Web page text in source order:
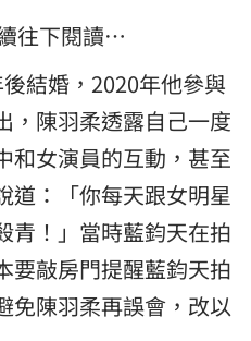
往下閱讀…
結婚，2020年他參與
，陳羽柔透露自己一度
和女演員的互動，甚至
道：「你每天跟女明星
青！」當時藍鈞天在拍
要敲房門提醒藍鈞天拍
免陳羽柔再誤會，改以